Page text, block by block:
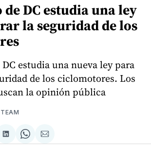
de DC estudia una ley
la seguridad de los
estudia una nueva ley para
de los ciclomotores. Los
la opinión pública
Compartir
en
Share
on
Compartir
via